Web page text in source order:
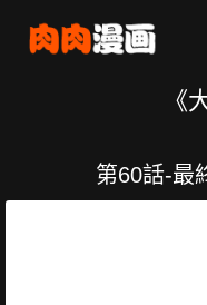
《
第60話-最